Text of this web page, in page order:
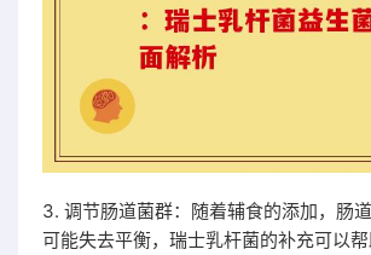
3. 调节肠道菌群：随着辅食的添加，肠
可能失去平衡，瑞士乳杆菌的补充可以